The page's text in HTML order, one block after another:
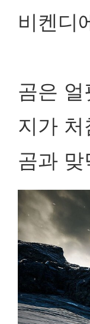
비켄디
곰은
지가
곰과